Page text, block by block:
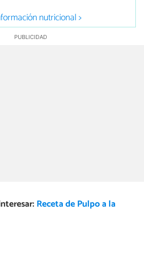
nutricional >
Receta de Pulpo a la